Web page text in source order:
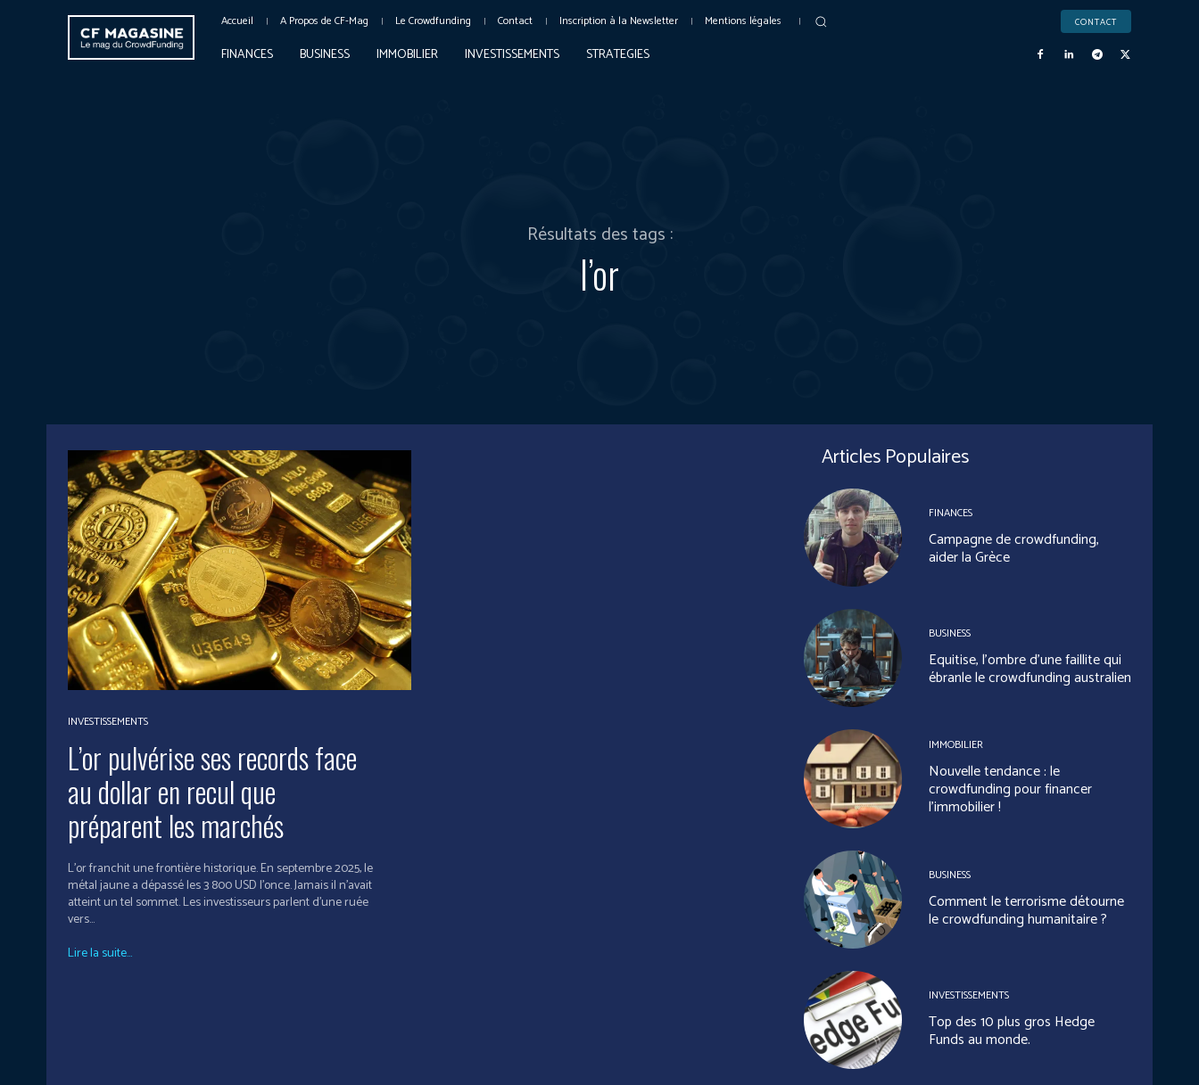
Accueil A Propos de CF-Mag Le Crowdfunding Contact Inscription à la Newsletter Mentions légales CONTACT
FINANCES BUSINESS IMMOBILIER INVESTISSEMENTS STRATEGIES
Résultats des tags :
l’or
INVESTISSEMENTS
L’or pulvérise ses records face
au dollar en recul que
préparent les marchés
L’or franchit une frontière historique. En septembre 2025, le
métal jaune a dépassé les 3 800 USD l’once. Jamais il n’avait
atteint un tel sommet. Les investisseurs parlent d’une ruée
vers...
Lire la suite...
Articles Populaires
FINANCES
Campagne de crowdfunding,
aider la Grèce
BUSINESS
Equitise, l’ombre d’une faillite qui
ébranle le crowdfunding australien
IMMOBILIER
Nouvelle tendance : le
crowdfunding pour financer
l’immobilier !
BUSINESS
Comment le terrorisme détourne
le crowdfunding humanitaire ?
INVESTISSEMENTS
Top des 10 plus gros Hedge
Funds au monde.